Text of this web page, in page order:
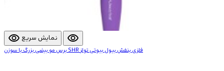
visibility نمایش سریع visibility
برس مو بیضی بزرگ با سوزن SHR فلزی بنفش بیول بیوتی تولز